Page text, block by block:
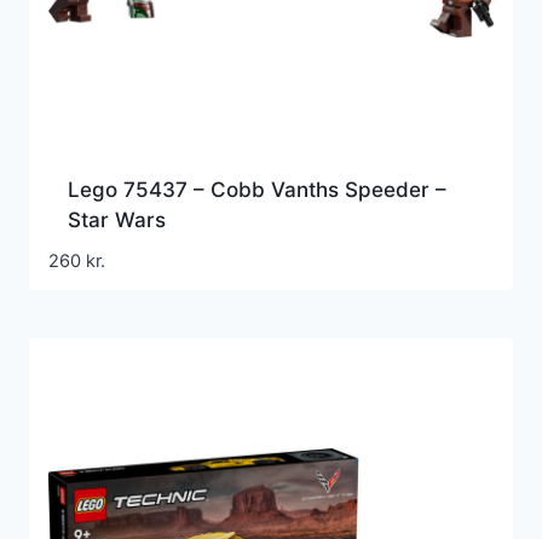
Lego 75437 – Cobb Vanths Speeder –
Star Wars
260 kr.